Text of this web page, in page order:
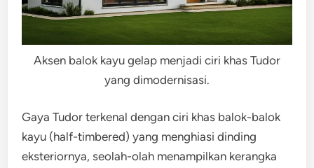
Aksen balok kayu gelap menjadi ciri khas Tudor
yang dimodernisasi.
Gaya Tudor terkenal dengan ciri khas balok-balok
kayu (half-timbered) yang menghiasi dinding
eksteriornya, seolah-olah menampilkan kerangka